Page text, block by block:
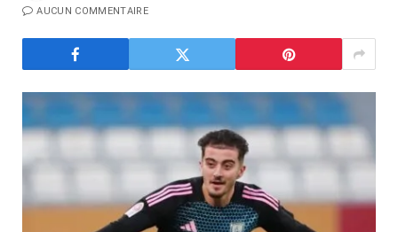
AUCUN COMMENTAIRE